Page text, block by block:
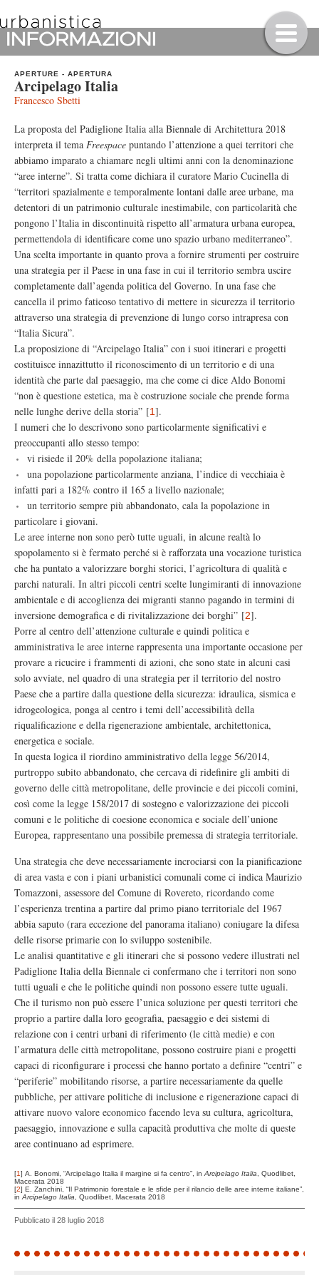
APERTURE - APERTURA
Arcipelago Italia
Francesco Sbetti
La proposta del Padiglione Italia alla Biennale di Architettura 2018
interpreta il tema Freespace puntando l’attenzione a quei territori che
abbiamo imparato a chiamare negli ultimi anni con la denominazione
“aree interne”. Si tratta come dichiara il curatore Mario Cucinella di
“territori spazialmente e temporalmente lontani dalle aree urbane, ma
detentori di un patrimonio culturale inestimabile, con particolarità che
pongono l’Italia in discontinuità rispetto all’armatura urbana europea,
permettendola di identificare come uno spazio urbano mediterraneo”.
Una scelta importante in quanto prova a fornire strumenti per costruire
una strategia per il Paese in una fase in cui il territorio sembra uscire
completamente dall’agenda politica del Governo. In una fase che
cancella il primo faticoso tentativo di mettere in sicurezza il territorio
attraverso una strategia di prevenzione di lungo corso intrapresa con
“Italia Sicura”.
La proposizione di “Arcipelago Italia” con i suoi itinerari e progetti
costituisce innazittutto il riconoscimento di un territorio e di una
identità che parte dal paesaggio, ma che come ci dice Aldo Bonomi
“non è questione estetica, ma è costruzione sociale che prende forma
nelle lunghe derive della storia” [1].
I numeri che lo descrivono sono particolarmente significativi e
preoccupanti allo stesso tempo:
vi risiede il 20% della popolazione italiana;
una popolazione particolarmente anziana, l’indice di vecchiaia è
infatti pari a 182% contro il 165 a livello nazionale;
un territorio sempre più abbandonato, cala la popolazione in
particolare i giovani.
Le aree interne non sono però tutte uguali, in alcune realtà lo
spopolamento si è fermato perché si è rafforzata una vocazione turistica
che ha puntato a valorizzare borghi storici, l’agricoltura di qualità e
parchi naturali. In altri piccoli centri scelte lungimiranti di innovazione
ambientale e di accoglienza dei migranti stanno pagando in termini di
inversione demografica e di rivitalizzazione dei borghi” [2].
Porre al centro dell’attenzione culturale e quindi politica e
amministrativa le aree interne rappresenta una importante occasione per
provare a ricucire i frammenti di azioni, che sono state in alcuni casi
solo avviate, nel quadro di una strategia per il territorio del nostro
Paese che a partire dalla questione della sicurezza: idraulica, sismica e
idrogeologica, ponga al centro i temi dell’accessibilità della
riqualificazione e della rigenerazione ambientale, architettonica,
energetica e sociale.
In questa logica il riordino amministrativo della legge 56/2014,
purtroppo subito abbandonato, che cercava di ridefinire gli ambiti di
governo delle città metropolitane, delle provincie e dei piccoli comini,
così come la legge 158/2017 di sostegno e valorizzazione dei piccoli
comuni e le politiche di coesione economica e sociale dell’unione
Europea, rappresentano una possibile premessa di strategia territoriale.
Una strategia che deve necessariamente incrociarsi con la pianificazione
di area vasta e con i piani urbanistici comunali come ci indica Maurizio
Tomazzoni, assessore del Comune di Rovereto, ricordando come
l’esperienza trentina a partire dal primo piano territoriale del 1967
abbia saputo (rara eccezione del panorama italiano) coniugare la difesa
delle risorse primarie con lo sviluppo sostenibile.
Le analisi quantitative e gli itinerari che si possono vedere illustrati nel
Padiglione Italia della Biennale ci confermano che i territori non sono
tutti uguali e che le politiche quindi non possono essere tutte uguali.
Che il turismo non può essere l’unica soluzione per questi territori che
proprio a partire dalla loro geografia, paesaggio e dei sistemi di
relazione con i centri urbani di riferimento (le città medie) e con
l’armatura delle città metropolitane, possono costruire piani e progetti
capaci di riconfigurare i processi che hanno portato a definire “centri” e
“periferie” mobilitando risorse, a partire necessariamente da quelle
pubbliche, per attivare politiche di inclusione e rigenerazione capaci di
attivare nuovo valore economico facendo leva su cultura, agricoltura,
paesaggio, innovazione e sulla capacità produttiva che molte di queste
aree continuano ad esprimere.
[1] A. Bonomi, “Arcipelago Italia il margine si fa centro”, in Arcipelago Italia , Quodlibet,
Macerata 2018
[2] E. Zanchini, “Il Patrimonio forestale e le sfide per il rilancio delle aree interne italiane”,
in Arcipelago Italia , Quodlibet, Macerata 2018
Pubblicato il 28 luglio 2018